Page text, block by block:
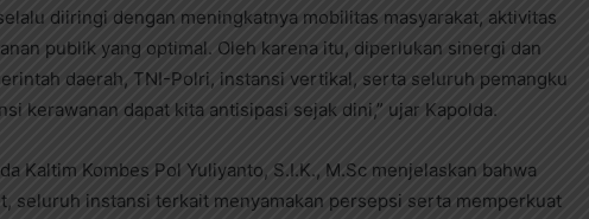
diiringi dengan meningkatnya mobilitas masyarakat, aktivitas
publik yang optimal. Oleh karena itu, diperlukan sinergi dan
daerah, TNI-Polri, instansi vertikal, serta seluruh pemangku
kerawanan dapat kita antisipasi sejak dini,” ujar Kapolda.
Kaltim Kombes Pol Yuliyanto, S.I.K., M.Sc menjelaskan bahwa
seluruh instansi terkait menyamakan persepsi serta memperkuat